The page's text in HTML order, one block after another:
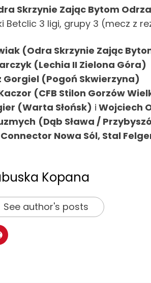
Skrzynie Zając Bytom
3 ligi, grupy 3 (mecz z
(Odra Skrzynie Zając
(Lechia II Zielona Góra)
Gorgiel (Pogoń Skwierzyna)
(CFB Stilon Gorzów
(Warta Słońsk) i Wojciech
(Dąb Sława /
Nowa Sól, Stal
Kopana
See author's posts